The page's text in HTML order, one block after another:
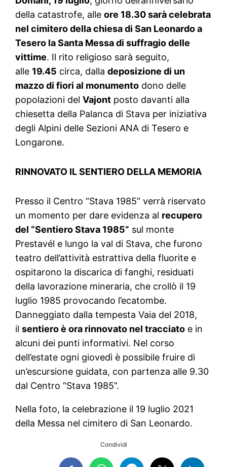
della catastrofe, alleore 18.30 sarà celebrata
nel cimitero della chiesa di San Leonardo a
Tesero la Santa Messa di suffragio delle
vittime. Il rito religioso sarà seguito,
alle 19.45 circa, dalladeposizione di un
mazzo di fiori al monumento dono delle
popolazioni delVajont posto davanti alla
chiesetta della Palanca di Stava per iniziativa
degli Alpini delle Sezioni ANA di Tesero e
Longarone.
RINNOVATO IL SENTIERO DELLA MEMORIA
Presso il Centro “Stava 1985” verrà riservato
un momento per dare evidenza al recupero
del “Sentiero Stava 1985” sul monte
Prestavél e lungo la val di Stava, che furono
teatro dell’attività estrattiva della fluorite e
ospitarono la discarica di fanghi, residuati
della lavorazione mineraria, che crollò il 19
luglio 1985 provocando l’ecatombe.
Danneggiato dalla tempesta Vaia del 2018,
ilsentiero è ora rinnovato nel tracciato e in
alcuni dei punti informativi. Nel corso
dell’estate ogni giovedì è possibile fruire di
un’escursione guidata, con partenza alle 9.30
dal Centro “Stava 1985”.
Nella foto, la celebrazione il 19 luglio 2021
della Messa nel cimitero di San Leonardo.
Condividi